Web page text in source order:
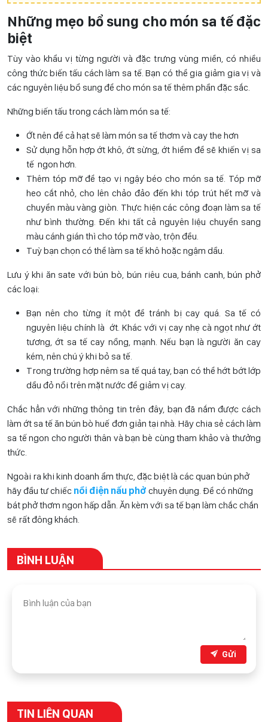
Những mẹo bổ sung cho món sa tế đặc
biệt
Tùy vào khẩu vị từng người và đặc trưng vùng miền, có nhiều
công thức biến tấu cách làm sa tế. Bạn có thể gia giảm gia vị và
các nguyên liệu bổ sung để cho món sa tế thêm phần đặc sắc.
Những biến tấu trong cách làm món sa tế:
Ớt nên để cả hạt sẽ làm món sa tế thơm và cay the hơn
Sử dụng hỗn hợp ớt khô, ớt sừng, ớt hiểm để sẽ khiến vị sa
tế ngon hơn.
Thêm tóp mỡ để tạo vị ngậy béo cho món sa tế. Tóp mỡ
heo cắt nhỏ, cho lên chảo đảo đến khi tóp trút hết mỡ và
chuyển màu vàng giòn. Thực hiện các công đoạn làm sa tế
như bình thường. Đến khi tất cả nguyên liệu chuyển sang
màu cánh gián thì cho tóp mỡ vào, trộn đều.
Tuỳ bạn chọn có thể làm sa tế khô hoặc ngậm dầu.
Lưu ý khi ăn sate với bún bò, bún riêu cua, bánh canh, bún phở
các loại:
Bạn nên cho từng ít một để tránh bị cay quá. Sa tế có
nguyên liệu chính là ớt. Khác với vị cay nhẹ cà ngọt như ớt
tương, ớt sa tế cay nồng, mạnh. Nếu bạn là người ăn cay
kém, nên chú ý khi bỏ sa tế.
Trong trường hợp nêm sa tế quá tay, bạn có thể hớt bớt lớp
dầu đỏ nổi trên mặt nước để giảm vị cay.
Chắc hẳn với những thông tin trên đây, bạn đã nắm được cách
làm ớt sa tế ăn bún bò huế đơn giản tại nhà. Hãy chia sẻ cách làm
sa tế ngon cho người thân và bạn bè cùng tham khảo và thưởng
thức.
Ngoài ra khi kinh doanh ẩm thực, đặc biệt là các quan bún phở
hãy đầu tư chiếc nồi điện nấu phở chuyên dụng. Để có những
bát phở thơm ngon hấp dẫn. Ăn kèm với sa tế bạn làm chắc chắn
sẽ rất đông khách.
BÌNH LUẬN
Gửi
TIN LIÊN QUAN